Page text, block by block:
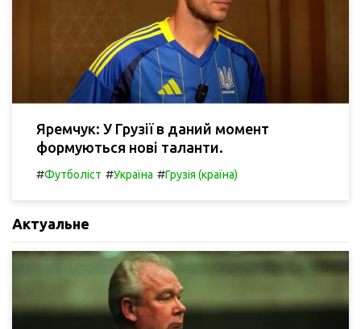
Яремчук: У Грузії в даний момент
формуються нові таланти.
#Футболіст #Україна #Грузія (країна)
Актуальне